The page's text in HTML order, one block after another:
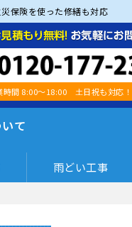
保険を使った修繕も対応
時間 8:00～18:00 土日祝も対応！
て
雨どい工事